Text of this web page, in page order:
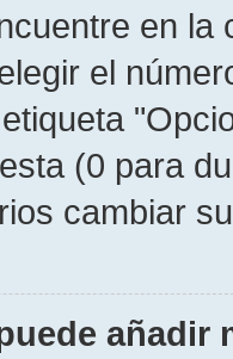
en
el
(0 para
cambiar
añadir